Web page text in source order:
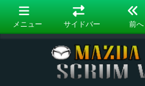
メニュー サイドバー 前へ